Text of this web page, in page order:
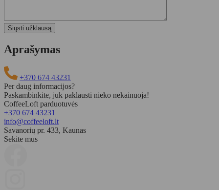
Aprašymas
+370 674 43231
Per daug informacijos?
Paskambinkite, juk paklausti nieko nekainuoja!
CoffeeLoft parduotuvės
+370 674 43231
info@coffeeloft.lt
Savanorių pr. 433, Kaunas
Sekite mus